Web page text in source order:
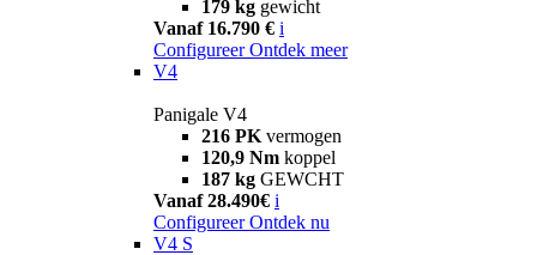
179 kg gewicht
Vanaf 16.790 € i
Configureer Ontdek meer
V4
Panigale V4
216 PK vermogen
120,9 Nm koppel
187 kg GEWCHT
Vanaf 28.490€ i
Configureer Ontdek nu
V4 S